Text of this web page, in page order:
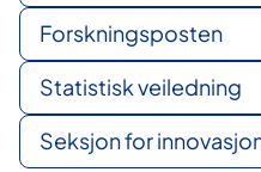
e
i
e
d
n
Forskningsposten
Statistisk veiledning
Seksjon for